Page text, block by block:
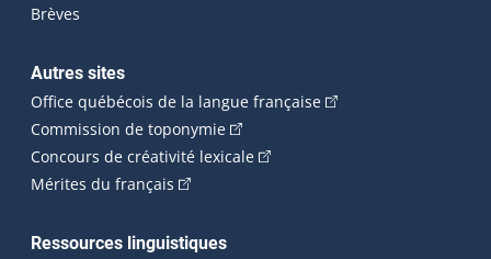
Brèves
Autres sites
Office québécois de la langue française(Cet hyperlien
Commission de toponymie(Cet hyperlien externe s'ouvrira
Concours de créativité lexicale(Cet hyperlien externe
Mérites du français (Cet hyperlien externe s'ouvrira dans une
Ressources linguistiques